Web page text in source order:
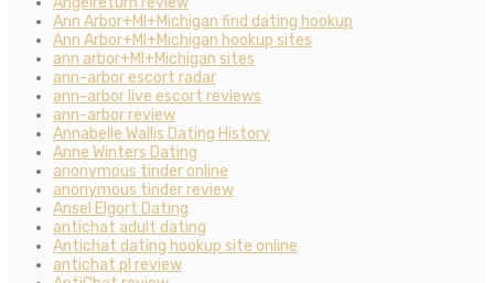
Ann Arbor+MI+Michigan find dating hookup
Ann Arbor+MI+Michigan hookup sites
ann arbor+MI+Michigan sites
ann-arbor escort radar
ann-arbor live escort reviews
ann-arbor review
Annabelle Wallis Dating History
Anne Winters Dating
anonymous tinder online
anonymous tinder review
Ansel Elgort Dating
antichat adult dating
Antichat dating hookup site online
antichat pl review